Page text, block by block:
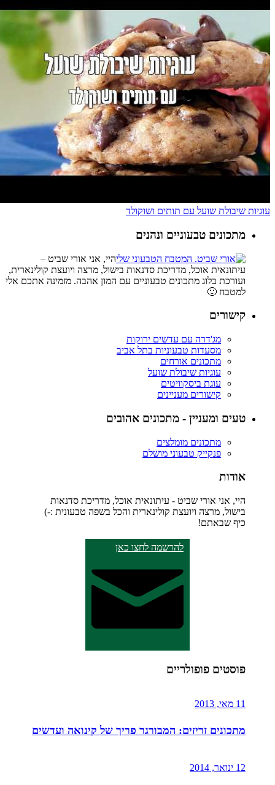
עוגיות שיבולת שועל עם תותים ושוקולד
מתכונים טבעוניים ונהנים
היי, אני אורי שביט –
עיתונאית אוכל, מדריכת סדנאות בישול, מרצה ויועצת קולינארית,
ועורכת בלוג מתכונים טבעוניים עם המון אהבה. מזמינה אתכם אלי
למטבח 🙂
קישורים
מג'דרה עם עדשים ירוקות
מסעדות טבעוניות בתל אביב
מתכונים אורחים
עוגיות שיבולת שועל
עוגת ביסקוויטים
קישורים מעניינים
טעים ומעניין - מתכונים אהובים
מתכונים מומלצים
פנקייק טבעוני מושלם
אודות
היי, אני אורי שביט - עיתונאית אוכל, מדריכת סדנאות
בישול, מרצה ויועצת קולינארית והכל בשפה טבעונית :-)
כיף שבאתם!
להרשמה לחצו כאן
פוסטים פופולריים
11 מאי, 2013
מתכונים זריזים: המבורגר פריך של קינואה ועדשים
12 ינואר, 2014